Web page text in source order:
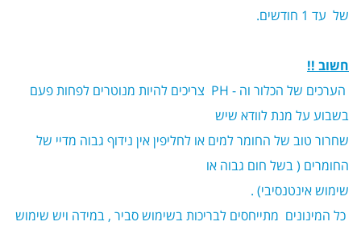
של עד 1 חודשים.
חשוב !!
הערכים של הכלור וה - PH צריכים להיות מנוטרים לפחות פעם
בשבוע על מנת לוודא שיש
שחרור טוב של החומר למים או לחליפין אין נידוף גבוה מדיי של
החומרים ( בשל חום גבוה או
שימוש אינטנסיבי) .
כל המינונים מתייחסים לבריכות בשימוש סביר , במידה ויש שימוש